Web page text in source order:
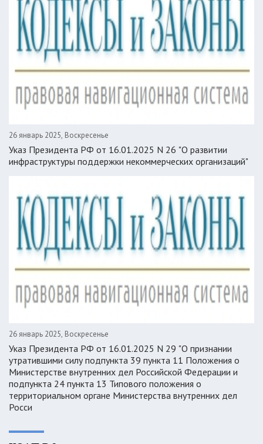
26 январь 2025, Воскресенье
Указ Президента РФ от 16.01.2025 N 26 "О развитии
инфраструктуры поддержки некоммерческих организаций"
26 январь 2025, Воскресенье
Указ Президента РФ от 16.01.2025 N 29 "О признании
утратившими силу подпункта 39 пункта 11 Положения о
Министерстве внутренних дел Российской Федерации и
подпункта 24 пункта 13 Типового положения о
территориальном органе Министерства внутренних дел
Росси